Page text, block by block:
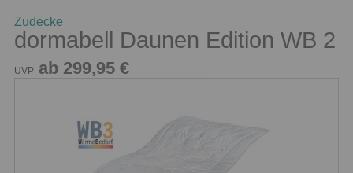
Zudecke
dormabell Daunen Edition WB 2
UVP ab 299,95 €